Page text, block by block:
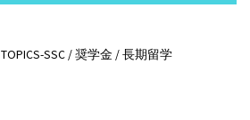
TOPICS-SSC/奨学金 /長期留学